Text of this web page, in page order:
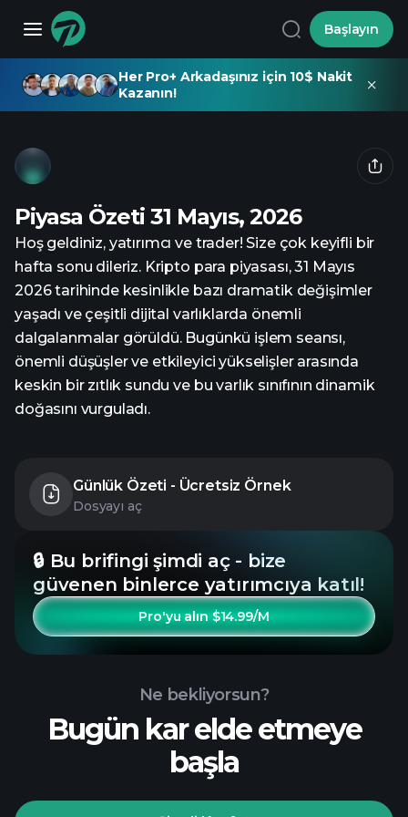
Başlayın
Her Pro+ Arkadaşınız için 10$ Nakit
Kazanın!
Piyasa Özeti 31 Mayıs, 2026
Hoş geldiniz, yatırımcı ve trader! Size çok keyifli bir
hafta sonu dileriz. Kripto para piyasası, 31 Mayıs
2026 tarihinde kesinlikle bazı dramatik değişimler
yaşadı ve çeşitli dijital varlıklarda önemli
dalgalanmalar görüldü. Bugünkü işlem seansı,
önemli düşüşler ve etkileyici yükselişler arasında
keskin bir zıtlık sundu ve bu varlık sınıfının dinamik
doğasını vurguladı.
Günlük Özeti - Ücretsiz Örnek
Dosyayı aç
🔒 Bu brifingi şimdi aç - bize
güvenen binlerce yatırımcıya katıl!
Pro'yu alın $14.99/M
Ne bekliyorsun?
Bugün kar elde etmeye
başla